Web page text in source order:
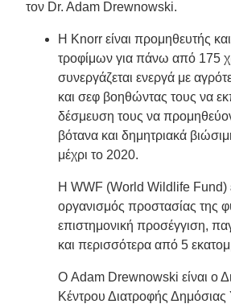
τον Dr. Adam Drewnowski.
Η Knorr είναι προμηθευτής
τροφίμων για πάνω από 175
συνεργάζεται ενεργά με
και σεφ βοηθώντας τους να
δέσμευση τους να
βότανα και δημητριακά
μέχρι το 2020.
Η WWF (World Wildlife Fund)
οργανισμός προστασίας της
επιστημονική προσέγγιση,
και περισσότερα από 5
Ο Adam Drewnowski είναι ο
Κέντρου Διατροφής Δημόσιας